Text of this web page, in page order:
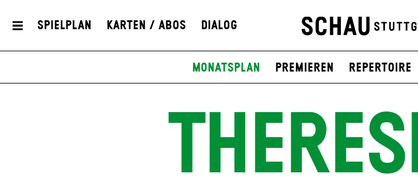
Spielplan Karten / Abos Dialog
Monatsplan Premieren Repertoire